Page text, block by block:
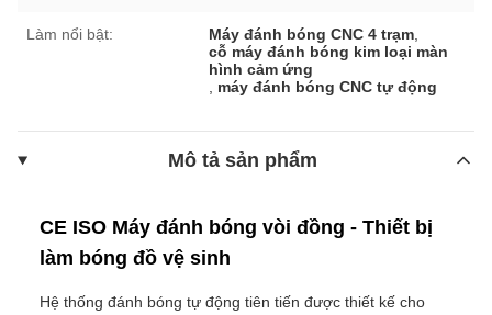
Làm nổi bật: Máy đánh bóng CNC 4 trạm
cỗ máy đánh bóng kim loại màn
hình cảm ứng
máy đánh bóng CNC tự động
Mô tả sản phẩm
CE ISO Máy đánh bóng vòi đồng - Thiết bị
làm bóng đồ vệ sinh
Hệ thống đánh bóng tự động tiên tiến được thiết kế cho